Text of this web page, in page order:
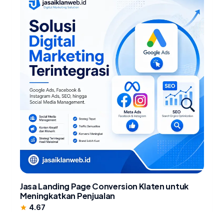
Jasa Landing Page Conversion Klaten untuk
Meningkatkan Penjualan
star 4.67